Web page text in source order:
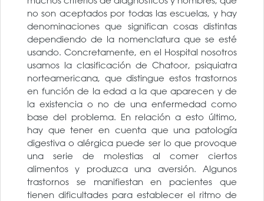
no son aceptados por todas las escuelas, y hay
denominaciones que significan cosas distintas
dependiendo de la nomenclatura que se esté
usando. Concretamente, en el Hospital nosotros
usamos la clasificación de Chatoor, psiquiatra
norteamericana, que distingue estos trastornos
en función de la edad a la que aparecen y de
la existencia o no de una enfermedad como
base del problema. En relación a esto último,
hay que tener en cuenta que una patología
digestiva o alérgica puede ser lo que provoque
una serie de molestias al comer ciertos
alimentos y produzca una aversión. Algunos
trastornos se manifiestan en pacientes que
tienen dificultades para establecer el ritmo de